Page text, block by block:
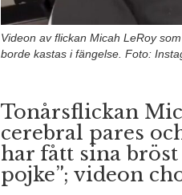
Videon av flickan Micah LeRoy
borde kastas i fängelse. Foto:
Tonårsflickan
cerebral pares
har fått sina
pojke”; videon